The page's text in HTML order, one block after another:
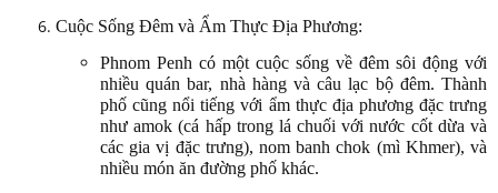
Cuộc Sống Đêm và Ẩm Thực Địa Phương:
Phnom Penh có một cuộc sống về đêm sôi động với
nhiều quán bar, nhà hàng và câu lạc bộ đêm. Thành
phố cũng nổi tiếng với ẩm thực địa phương đặc trưng
như amok (cá hấp trong lá chuối với nước cốt dừa và
các gia vị đặc trưng), nom banh chok (mì Khmer), và
nhiều món ăn đường phố khác.